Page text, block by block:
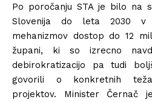
Po poročanju STA je bilo na
Slovenija do leta 2030 v
mehanizmov dostop do 12
župani, ki so izrecno
debirokratizacijo pa tudi
govorili o konkretnih
projektov. Minister Černač